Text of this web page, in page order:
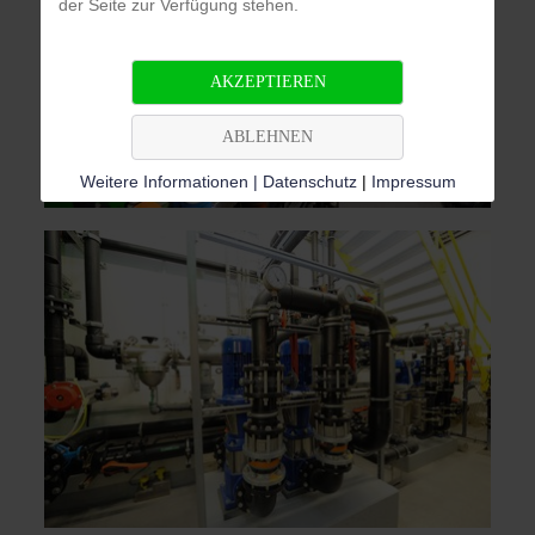
der Seite zur Verfügung stehen.
AKZEPTIEREN
ABLEHNEN
Weitere Informationen | Datenschutz| Impressum